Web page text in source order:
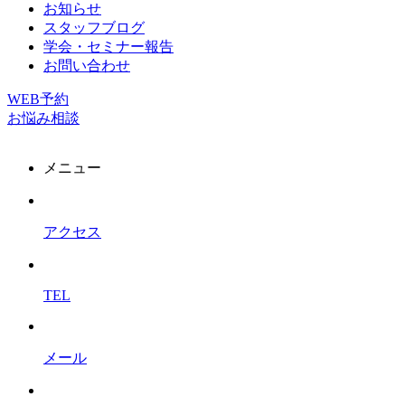
お知らせ
スタッフブログ
学会・セミナー報告
お問い合わせ
WEB予約
お悩み相談
メニュー
アクセス
TEL
メール